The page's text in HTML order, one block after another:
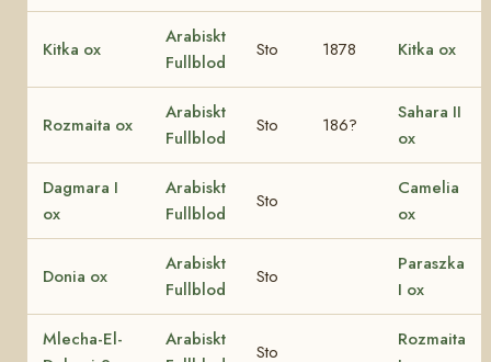
Kitka ox
Arabiskt
Fullblod
Sto 1878 Kitka ox
Rozmaita ox
Arabiskt
Fullblod
Sto 186?
Sahara II
ox
Dagmara I
ox
Arabiskt
Fullblod
Sto
Camelia
ox
Donia ox
Arabiskt
Fullblod
Sto
Paraszka
I ox
Mlecha-El-
Arabiskt
Sto
Rozmaita